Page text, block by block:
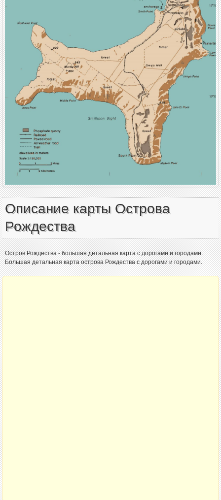
Описание карты Острова
Рождества
Остров Рождества - большая детальная карта с дорогами и городами.
Большая детальная карта острова Рождества с дорогами и городами.